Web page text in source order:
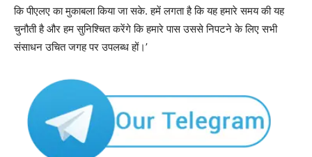
कि पीएलए का मुकाबला किया जा सके. हमें लगता है कि यह हमारे समय की यह
चुनौती है और हम सुनिश्चित करेंगे कि हमारे पास उससे निपटने के लिए सभी
संसाधन उचित जगह पर उपलब्ध हों।’